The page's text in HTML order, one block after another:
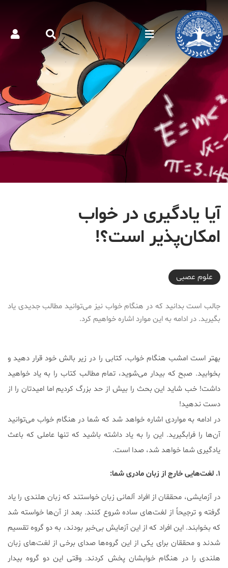
آیا یادگیری در خواب
امکان‌پذیر است؟!
2017-08-16T15:00:00+04:30
علوم عصبی
جالب است بدانید که در هنگام خواب نیز می‌توانید مطالب جدیدی یاد
بگیرید. در ادامه به این موارد اشاره خواهیم کرد.
بهتر است امشب هنگام خواب، کتابی را در زیر بالش خود قرار دهید و
بخوابید. صبح که بیدار می‌شوید، تمام مطالب کتاب را به یاد خواهید
داشت! خب شاید این بحث را بیش از حد بزرگ کردیم اما امیدتان را از
دست ندهید!
در ادامه به مواردی اشاره خواهد شد که شما در هنگام خواب می‌توانید
آن‌ها را فرابگیرید. این را به یاد داشته باشید که تنها عاملی که باعث
یادگیری شما خواهد شد، صدا است.
۱. لغت‌هایی خارج از زبان مادری شما:
در آزمایشی، محققان از افراد آلمانی زبان خواستند که زبان هلندی را یاد
گرفته و ترجیحاً از لغت‌های ساده شروع کنند. بعد از آن‌ها خواسته شد
که بخوابند. این افراد که از این آزمایش بی‌خبر بودند، به دو گروه تقسیم
شدند و محققان برای یکی از این گروه‌ها صدای برخی از لغت‌های زبان
هلندی را در هنگام خوابشان پخش کردند. وقتی این دو گروه بیدار